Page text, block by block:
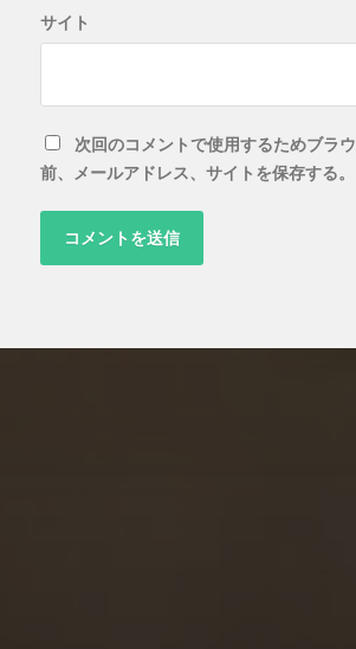
サイト
次回のコメントで使用するためブラ
前、メールアドレス、サイトを保存する。